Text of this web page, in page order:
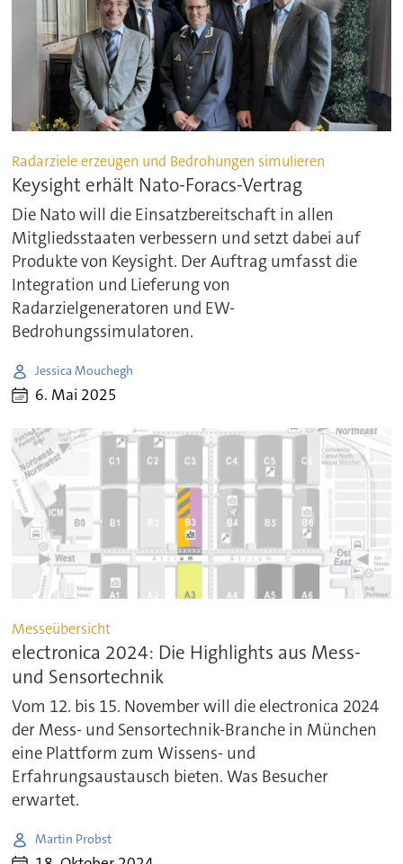
Radarziele erzeugen und Bedrohungen simulieren
Keysight erhält Nato-Foracs-Vertrag
Die Nato will die Einsatzbereitschaft in allen
Mitgliedsstaaten verbessern und setzt dabei auf
Produkte von Keysight. Der Auftrag umfasst die
Integration und Lieferung von
Radarzielgeneratoren und EW-
Bedrohungssimulatoren.
Jessica Mouchegh
6. Mai 2025
Messeübersicht
electronica 2024: Die Highlights aus Mess-
und Sensortechnik
Vom 12. bis 15. November will die electronica 2024
der Mess- und Sensortechnik-Branche in München
eine Plattform zum Wissens- und
Erfahrungsaustausch bieten. Was Besucher
erwartet.
Martin Probst